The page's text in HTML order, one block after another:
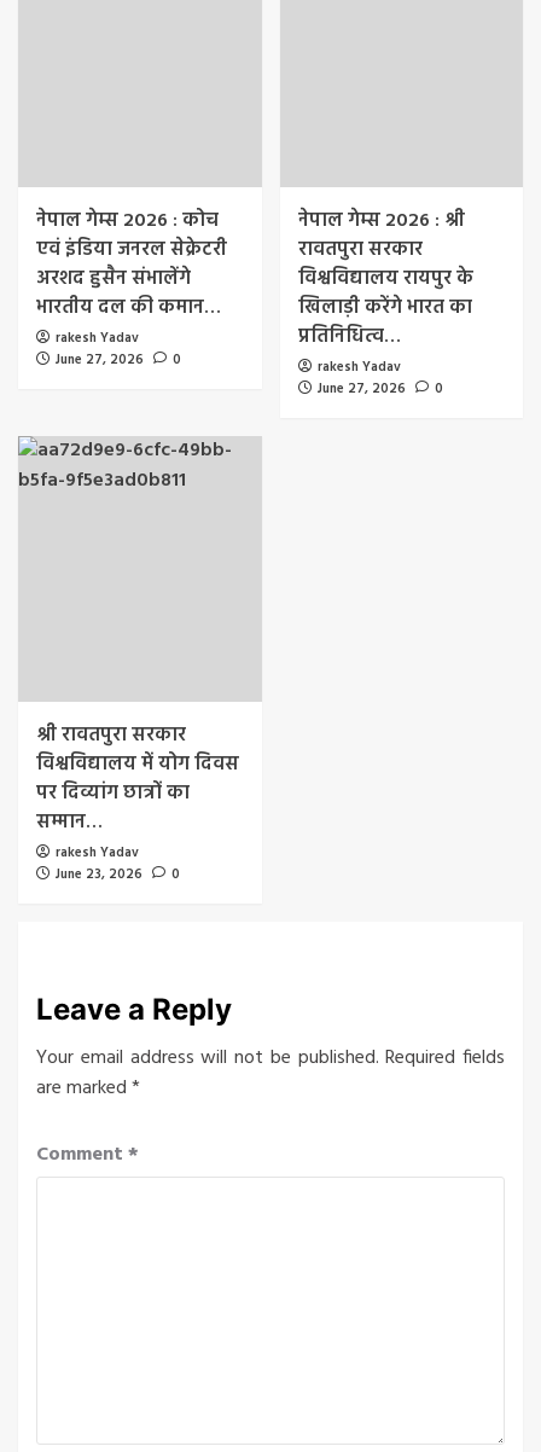
नेपाल गेम्स 2026 : कोच
एवं इंडिया जनरल सेक्रेटरी
अरशद हुसैन संभालेंगे
भारतीय दल की कमान…
rakesh Yadav
June 27, 2026
0
नेपाल गेम्स 2026 : श्री
रावतपुरा सरकार
विश्वविद्यालय रायपुर के
खिलाड़ी करेंगे भारत का
प्रतिनिधित्व…
rakesh Yadav
June 27, 2026
0
श्री रावतपुरा सरकार
विश्वविद्यालय में योग दिवस
पर दिव्यांग छात्रों का
सम्मान…
rakesh Yadav
June 23, 2026
0
Leave a Reply
Your email address will not be published. Required fields
are marked*
Comment*